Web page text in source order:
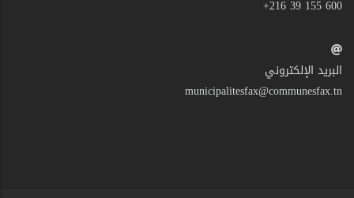
600 155 39 216+
البريد الإلكتروني
municipalitesfax@communesfax.tn